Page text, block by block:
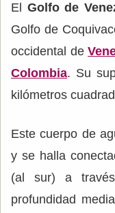
El Golfo de
Golfo de
occidental de
Colombia. Su
kilómetros
Este cuerpo de
y se halla
(al sur) a
profundidad